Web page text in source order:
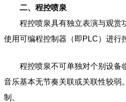
二、程控喷泉
程控喷泉具有独立表演与观赏功
使用可编程控制器（即PLC）进行
程控喷泉不可单独对个别设备临
音乐基本无节奏关联或关联性较弱
制 。